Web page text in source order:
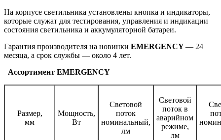
На корпусе светильника установлены кнопка и индикаторы,
которые служат для тестирования, управления и индикации
состояния светильника и аккумуляторной батареи.
Гарантия производителя на новинки EMERGENCY— 24
месяца, а срок службы — около 4 лет.
Ассортимент EMERGENCY
Размер,
мм
Мощность,
Вт
Световой
поток
номинальный,
лм
Световой
поток в
аварийном
режиме,
лм